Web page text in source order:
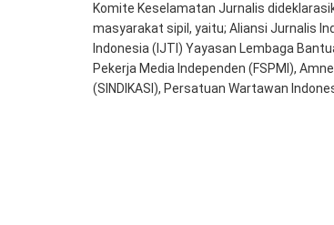
Komite Keselamatan Jurnalis
masyarakat sipil, yaitu; Aliansi Jurnalis
Indonesia (IJTI) Yayasan Lembaga
Pekerja Media Independen (FSPMI),
(SINDIKASI), Persatuan Wartawan